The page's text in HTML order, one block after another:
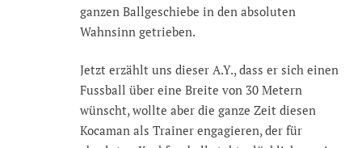
ganzen Ballgeschiebe in den absoluten
Wahnsinn getrieben.
Jetzt erzählt uns dieser A.Y., dass er sich einen
Fussball über eine Breite von 30 Metern
wünscht, wollte aber die ganze Zeit diesen
Kocaman als Trainer engagieren, der für